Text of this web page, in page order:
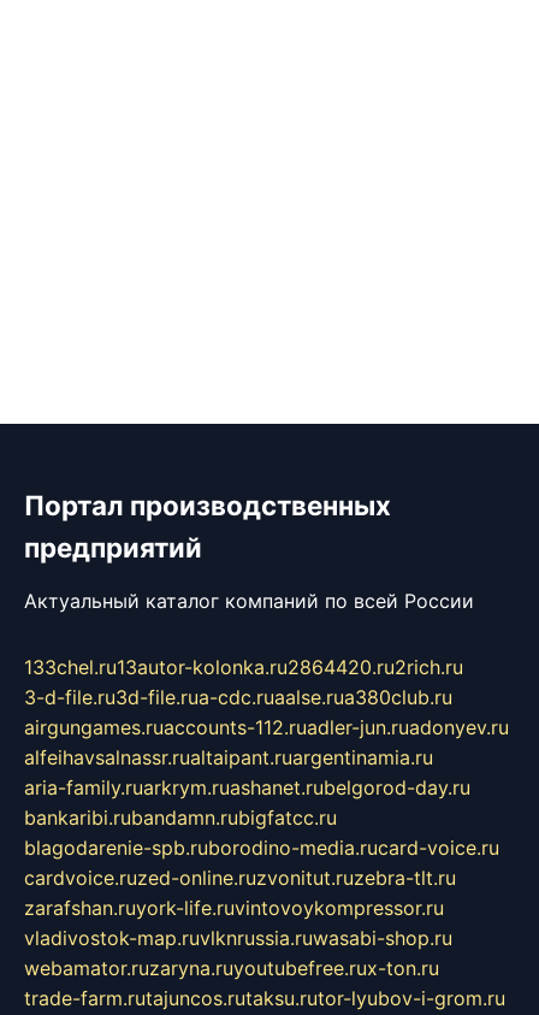
Портал производственных
предприятий
Актуальный каталог компаний по всей России
133chel.ru13autor-kolonka.ru2864420.ru2rich.ru
3-d-file.ru3d-file.rua-cdc.ruaalse.rua380club.ru
airgungames.ruaccounts-112.ruadler-jun.ruadonyev.ru
alfeihavsalnassr.rualtaipant.ruargentinamia.ru
aria-family.ruarkrym.ruashanet.rubelgorod-day.ru
bankaribi.rubandamn.rubigfatcc.ru
blagodarenie-spb.ruborodino-media.rucard-voice.ru
cardvoice.ruzed-online.ruzvonitut.ruzebra-tlt.ru
zarafshan.ruyork-life.ruvintovoykompressor.ru
vladivostok-map.ruvlknrussia.ruwasabi-shop.ru
webamator.ruzaryna.ruyoutubefree.rux-ton.ru
trade-farm.rutajuncos.rutaksu.rutor-lyubov-i-grom.ru